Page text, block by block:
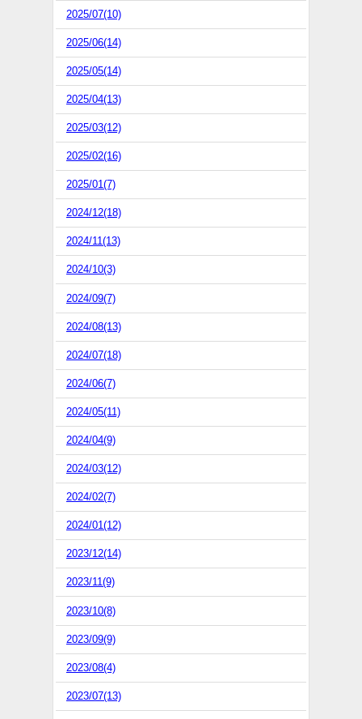
2025/07(10)
2025/06(14)
2025/05(14)
2025/04(13)
2025/03(12)
2025/02(16)
2025/01(7)
2024/12(18)
2024/11(13)
2024/10(3)
2024/09(7)
2024/08(13)
2024/07(18)
2024/06(7)
2024/05(11)
2024/04(9)
2024/03(12)
2024/02(7)
2024/01(12)
2023/12(14)
2023/11(9)
2023/10(8)
2023/09(9)
2023/08(4)
2023/07(13)